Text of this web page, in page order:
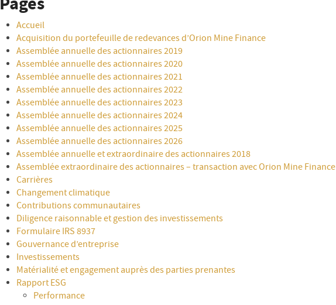
Accueil
Acquisition du portefeuille de redevances d’Orion Mine Finance
Assemblée annuelle des actionnaires 2019
Assemblée annuelle des actionnaires 2020
Assemblée annuelle des actionnaires 2021
Assemblée annuelle des actionnaires 2022
Assemblée annuelle des actionnaires 2023
Assemblée annuelle des actionnaires 2024
Assemblée annuelle des actionnaires 2025
Assemblée annuelle des actionnaires 2026
Assemblée annuelle et extraordinaire des actionnaires 2018
Assemblée extraordinaire des actionnaires – transaction avec Orion Mine Finance
Carrières
Changement climatique
Contributions communautaires
Diligence raisonnable et gestion des investissements
Formulaire IRS 8937
Gouvernance d’entreprise
Investissements
Matérialité et engagement auprès des parties prenantes
Rapport ESG
Performance